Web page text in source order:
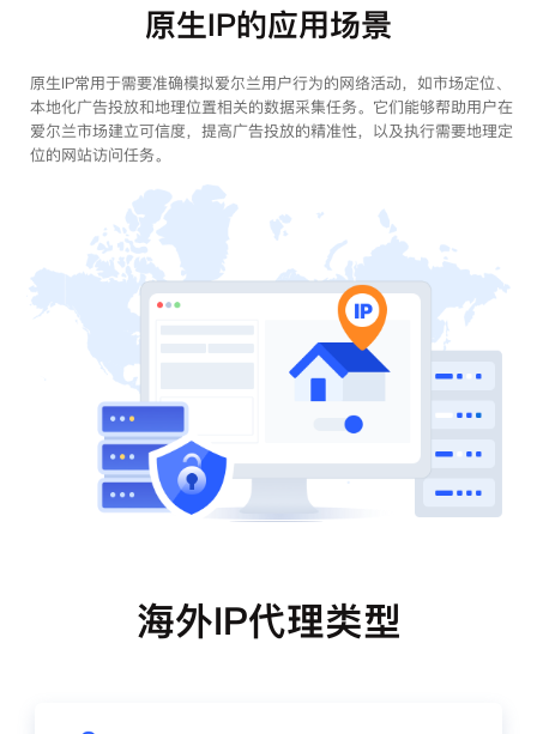
原生IP的应用场景
原生IP常用于需要准确模拟爱尔兰用户行为的网络活动，如市场定位、
本地化广告投放和地理位置相关的数据采集任务。它们能够帮助用户在
爱尔兰市场建立可信度，提高广告投放的精准性，以及执行需要地理定
位的网站访问任务。
海外IP代理类型